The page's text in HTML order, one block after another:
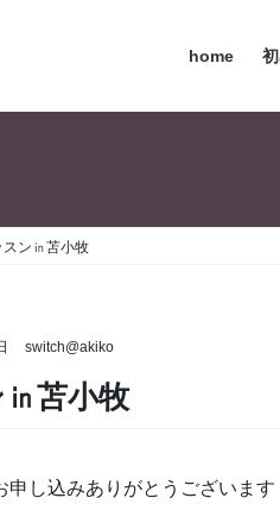
home
ン㏌苫小牧
switch@akiko
苫小牧
申し込みありがとうございます